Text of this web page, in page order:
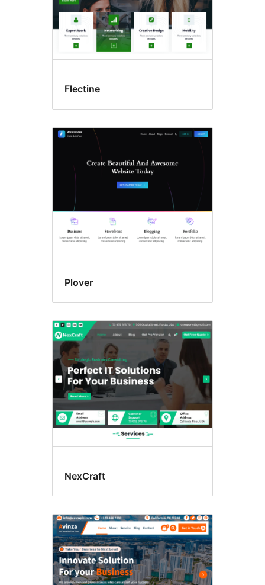
Flectine
Plover
NexCraft